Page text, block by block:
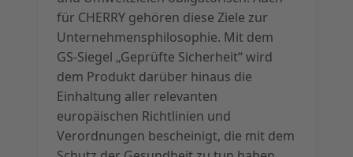
für CHERRY gehören diese Ziele zur
Unternehmensphilosophie. Mit dem
GS-Siegel „Geprüfte Sicherheit“ wird
dem Produkt darüber hinaus die
Einhaltung aller relevanten
europäischen Richtlinien und
Verordnungen bescheinigt, die mit dem